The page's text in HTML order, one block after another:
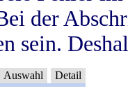
der
sein.
Auswahl Detail